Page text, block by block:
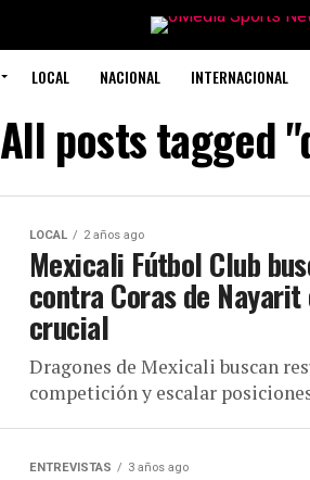
LOCAL NACIONAL INTERNACIONAL
All posts tagged
LOCAL 2 años ago
Mexicali Fútbol Club
contra Coras de Nayarit
crucial
Dragones de Mexicali buscan
competición y escalar
ENTREVISTAS 3 años ago